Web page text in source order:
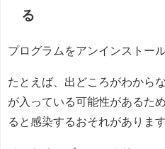
る
プログラムをアンインストー
たとえば、出どころがわから
が入っている可能性があるた
ると感染するおそれがあります